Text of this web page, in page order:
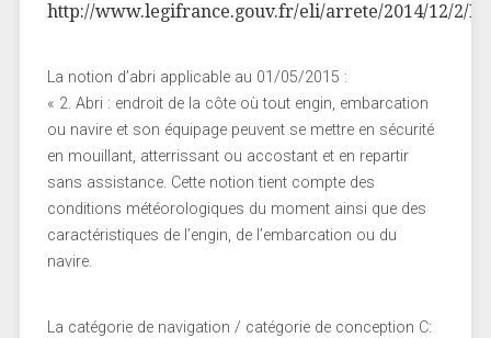
http://www.legifrance.gouv.fr/eli/arrete/2014/12/2/
La notion d’abri applicable au 01/05/2015 :
« 2. Abri : endroit de la côte où tout engin, embarcation
ou navire et son équipage peuvent se mettre en sécurité
en mouillant, atterrissant ou accostant et en repartir
sans assistance. Cette notion tient compte des
conditions météorologiques du moment ainsi que des
caractéristiques de l’engin, de l’embarcation ou du
navire.
La catégorie de navigation / catégorie de conception C: